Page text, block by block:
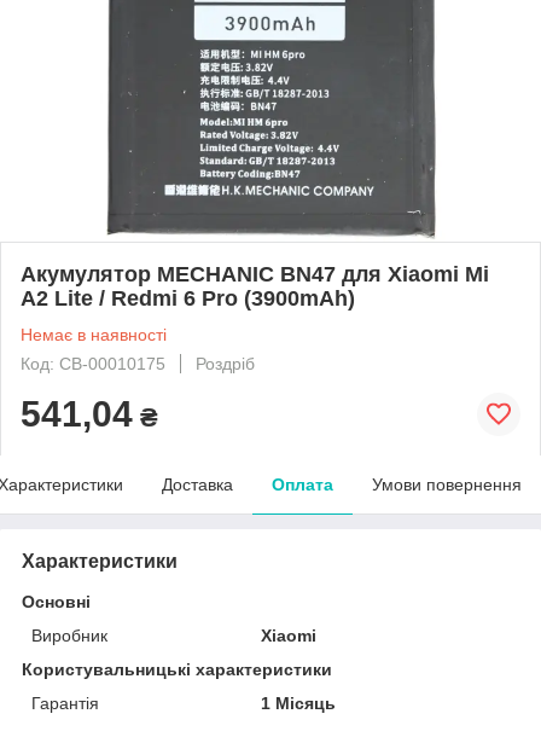
Акумулятор MECHANIC BN47 для Xiaomi Mi
A2 Lite / Redmi 6 Pro (3900mAh)
Немає в наявності
Код: CB-00010175
Роздріб
541,04 ₴
Доставка Оплата Умови повернення
Характеристики
Основні
Виробник
Xiaomi
Користувальницькі характеристики
Гарантія
1 Місяць